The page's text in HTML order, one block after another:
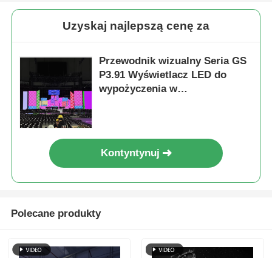
Uzyskaj najlepszą cenę za
Przewodnik wizualny Seria GS
P3.91 Wyświetlacz LED do
wypożyczenia w
zapasowa 7680 Hz, szybka
blokada
Kontyntynuj
Polecane produkty